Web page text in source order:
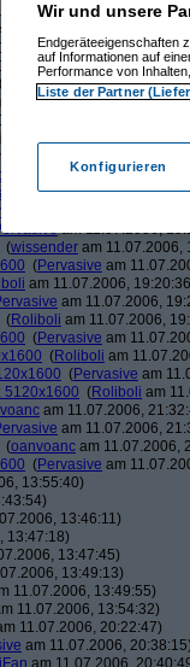
13:41:12)
13:51:49)
13:52:12)
nicht bestätigt(Nagelfar
13:41:43)
nicht bestätigt(
11.07.2006, 13:43:22)
am 11.07.2006, 19:06:23)
am 11.07.2006,
am 11.07.2006,
(wissender am 11.07.2006,
(Pervasive am
am 11.07.2006,
am 11.07.2006,
(Roliboli am 11.07.2006,
(Pervasive am
(Roliboli am
(Pervasive am
5120x1600 (Roliboli am
am 11.07.2006,
am 11.07.2006,
(oanvoanc am 11.07.2006,
(Pervasive am
13:55:40)
13:46:11)
13:47:18)
13:47:45)
13:49:13)
11.07.2006, 13:49:55)
11.07.2006, 13:54:32)
11.07.2006, 20:22:47)
am 11.07.2006, 20:38:15)
am 11.07.2006,
Wir und unsere
Endgeräteeigenschaften
auf Informationen auf
Performance von
Liste der Partner
Konfigurieren